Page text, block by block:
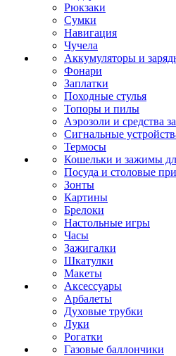
Рюкзаки
Сумки
Навигация
Чучела
Аккумуляторы и
Фонари
Заплатки
Походные стулья
Топоры и пилы
Аэрозоли и средства
Сигнальные
Термосы
Кошельки и зажимы
Посуда и столовые
Зонты
Картины
Брелоки
Настольные игры
Часы
Зажигалки
Шкатулки
Макеты
Аксессуары
Арбалеты
Духовые трубки
Луки
Рогатки
Газовые баллончики